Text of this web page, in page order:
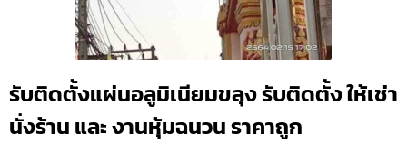
รับติดตั้งแผ่นอลูมิเนียมขลุง รับติดตั้ง ให้เช่า
นั่งร้าน และ งานหุ้มฉนวน ราคาถูก